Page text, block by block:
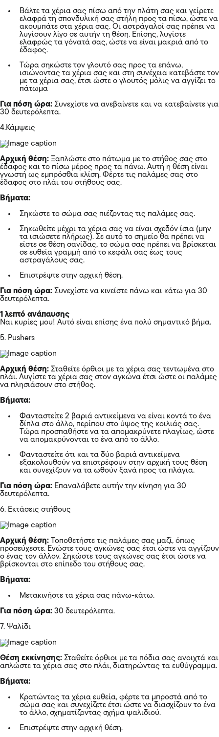
Βάλτε τα χέρια σας πίσω από την πλάτη σας και γείρετε
ελαφρά τη σπονδυλική σας στήλη προς τα πίσω, ώστε να
ακουμπάτε στα χέρια σας. Οι αστράγαλοί σας πρέπει να
λυγίσουν λίγο σε αυτήν τη θέση. Επίσης, λυγίστε
ελαφρώς τα γόνατά σας, ώστε να είναι μακριά από το
έδαφος.
Τώρα σηκώστε τον γλουτό σας προς τα επάνω,
ισιώνοντας τα χέρια σας και στη συνέχεια κατεβάστε τον
με τα χέρια σας, έτσι ώστε ο γλουτός μόλις να αγγίζει το
πάτωμα
Για πόση ώρα: Συνεχίστε να ανεβαίνετε και να κατεβαίνετε για
30 δευτερόλεπτα.
4.Κάμψεις
Αρχική θέση: Ξαπλώστε στο πάτωμα με το στήθος σας στο
έδαφος και το πίσω μέρος προς τα πάνω. Αυτή η θέση είναι
γνωστή ως εμπρόσθια κλίση. Φέρτε τις παλάμες σας στο
έδαφος στο πλάι του στήθους σας.
Βήματα:
Σηκώστε το σώμα σας πιέζοντας τις παλάμες σας.
Σηκωθείτε μέχρι τα χέρια σας να είναι σχεδόν ίσια (μην
τα ισιώσετε πλήρως). Σε αυτό το σημείο θα πρέπει να
είστε σε θέση σανίδας, το σώμα σας πρέπει να βρίσκεται
σε ευθεία γραμμή από το κεφάλι σας έως τους
αστραγάλους σας.
Επιστρέψτε στην αρχική θέση.
Για πόση ώρα: Συνεχίστε να κινείστε πάνω και κάτω για 30
δευτερόλεπτα.
1 λεπτό ανάπαυσης
Ναι κυρίες μου! Αυτό είναι επίσης ένα πολύ σημαντικό βήμα.
5. Pushers
Αρχική θέση: Σταθείτε όρθιοι με τα χέρια σας τεντωμένα στο
πλάι. Λυγίστε τα χέρια σας στον αγκώνα έτσι ώστε οι παλάμες
να πλησιάσουν στο στήθος.
Βήματα:
Φανταστείτε 2 βαριά αντικείμενα να είναι κοντά το ένα
δίπλα στο άλλο, περίπου στο ύψος της κοιλιάς σας.
Τώρα προσπαθήστε να τα απομακρύνετε πλαγίως, ώστε
να απομακρύνονται το ένα από το άλλο.
Φανταστείτε ότι και τα δύο βαριά αντικείμενα
εξακολουθούν να επιστρέφουν στην αρχική τους θέση
και συνεχίζουν να τα ωθούν ξανά προς τα πλάγια.
Για πόση ώρα: Επαναλάβετε αυτήν την κίνηση για 30
δευτερόλεπτα.
6. Εκτάσεις στήθους
Αρχική θέση: Τοποθετήστε τις παλάμες σας μαζί, όπως
προσεύχεστε. Ενώστε τους αγκώνες σας έτσι ώστε να αγγίζουν
ο ένας τον άλλον. Σηκώστε τους αγκώνες σας έτσι ώστε να
βρίσκονται στο επίπεδο του στήθους σας.
Βήματα:
Μετακινήστε τα χέρια σας πάνω-κάτω.
Για πόση ώρα: 30 δευτερόλεπτα.
7. Ψαλίδι
Θέση εκκίνησης: Σταθείτε όρθιοι με τα πόδια σας ανοιχτά και
απλώστε τα χέρια σας στο πλάι, διατηρώντας τα ευθύγραμμα.
Βήματα:
Κρατώντας τα χέρια ευθεία, φέρτε τα μπροστά από το
σώμα σας και συνεχίζετε έτσι ώστε να διασχίζουν το ένα
το άλλο, σχηματίζοντας σχήμα ψαλιδιού.
Επιστρέψτε στην αρχική θέση.